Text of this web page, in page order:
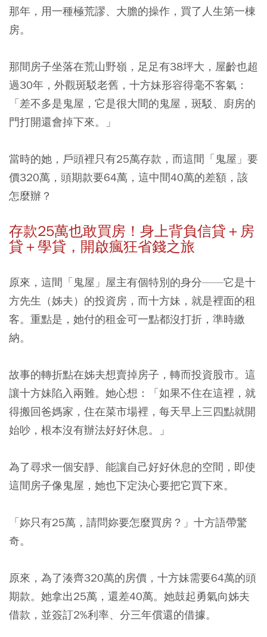
那年，用一種極荒謬、大膽的操作，買了人生第一棟
房。
那間房子坐落在荒山野嶺，足足有38坪大，屋齡也超
過30年，外觀斑駁老舊，十方妹形容得毫不客氣：
「差不多是鬼屋，它是很大間的鬼屋，斑駁、廚房的
門打開還會掉下來。」
當時的她，戶頭裡只有25萬存款，而這間「鬼屋」要
價320萬，頭期款要64萬，這中間40萬的差額，該
怎麼辦？
存款25萬也敢買房！身上背負信貸＋房
貸＋學貸，開啟瘋狂省錢之旅
原來，這間「鬼屋」屋主有個特別的身分——它是十
方先生（姊夫）的投資房，而十方妹，就是裡面的租
客。重點是，她付的租金可一點都沒打折，準時繳
納。
故事的轉折點在姊夫想賣掉房子，轉而投資股市。這
讓十方妹陷入兩難。她心想：「如果不住在這裡，就
得搬回爸媽家，住在菜市場裡，每天早上三四點就開
始吵，根本沒有辦法好好休息。」
為了尋求一個安靜、能讓自己好好休息的空間，即使
這間房子像鬼屋，她也下定決心要把它買下來。
「妳只有25萬，請問妳要怎麼買房？」十方語帶驚
奇。
原來，為了湊齊320萬的房價，十方妹需要64萬的頭
期款。她拿出25萬，還差40萬。她鼓起勇氣向姊夫
借款，並簽訂2%利率、分三年償還的借據。